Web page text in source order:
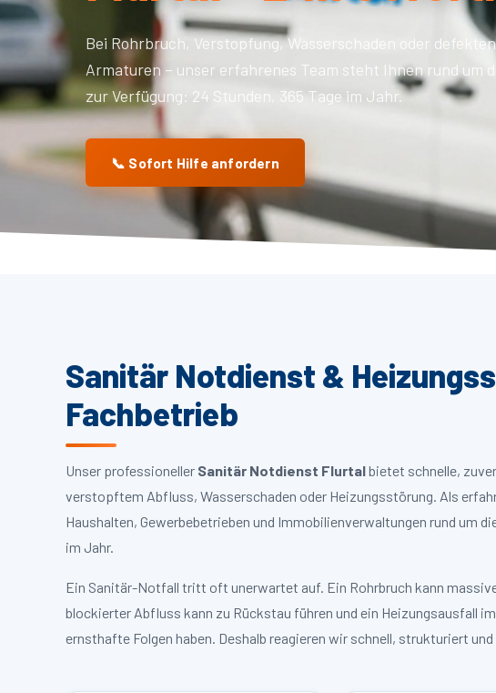
Bei Rohrbruch, Verstopfung, Wasserschaden oder defekten
Armaturen – unser erfahrenes Team steht Ihnen rund um
zur Verfügung: 24 Stunden, 365 Tage im Jahr.
📞 Sofort Hilfe anfordern
Sanitär Notdienst &
Fachbetrieb
Unser professioneller Sanitär Notdienst Flurtalbietet schnelle,
verstopftem Abfluss, Wasserschaden oder Heizungsstörung. Als
Haushalten, Gewerbebetrieben und Immobilienverwaltungen rund um
im Jahr.
Ein Sanitär-Notfall tritt oft unerwartet auf. Ein Rohrbruch kann
blockierter Abfluss kann zu Rückstau führen und ein Heizungsausfall
ernsthafte Folgen haben. Deshalb reagieren wir schnell, strukturiert